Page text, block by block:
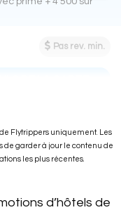
Pas rev. min.
Flytrippers uniquement. Les
de garder à jour le contenu de
les plus récentes.
d’hôtels de